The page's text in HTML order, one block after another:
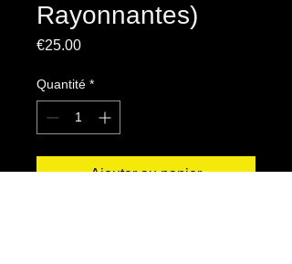
Rayonnantes)
€25.00Prix
Quantité *
Ajouter au panier